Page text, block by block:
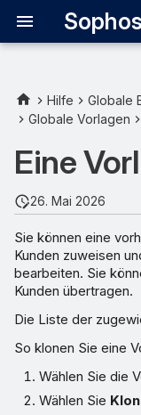
Hilfe Globale
Globale Vorlagen
Eine
26. Mai 2026
Sie können eine
Kunden zuweisen
bearbeiten. Sie
Kunden übertragen.
Die Liste der
So klonen Sie eine
Wählen Sie die
Wählen Sie